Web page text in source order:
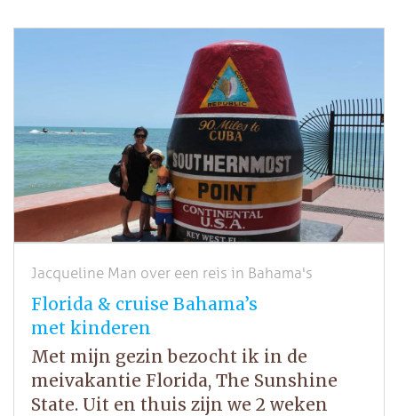
Jacqueline Man over een reis in Bahama's
Florida & cruise Bahama’s
met kinderen
Met mijn gezin bezocht ik in de
meivakantie Florida, The Sunshine
State. Uit en thuis zijn we 2 weken